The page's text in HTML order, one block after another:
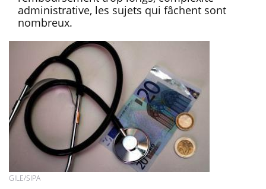
administrative, les sujets qui fâchent sont
nombreux.
GILE/SIPA